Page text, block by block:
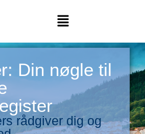
Din nøgle til
rådgiver dig og